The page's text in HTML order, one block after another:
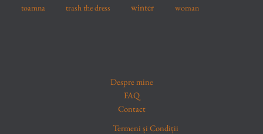
toamna trash the dress winter woman
Despre mine
FAQ
Contact
Termeni și Condiții